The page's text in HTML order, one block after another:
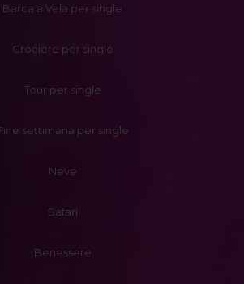
Barca a Vela per single
Crociere per single
Tour per single
settimana per single
Neve
Safari
Benessere